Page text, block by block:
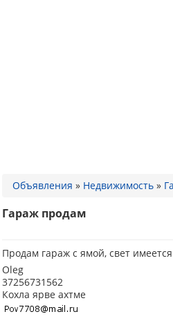
Объявления » Недвижимость »
Гараж продам
Продам гараж с ямой, свет
Oleg
37256731562
Кохла ярве ахтме